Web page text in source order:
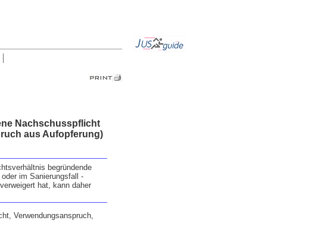
Nachschusspflicht
aus Aufopferung)
begründende
im Sanierungsfall -
hat, kann daher
Verwendungsanspruch,